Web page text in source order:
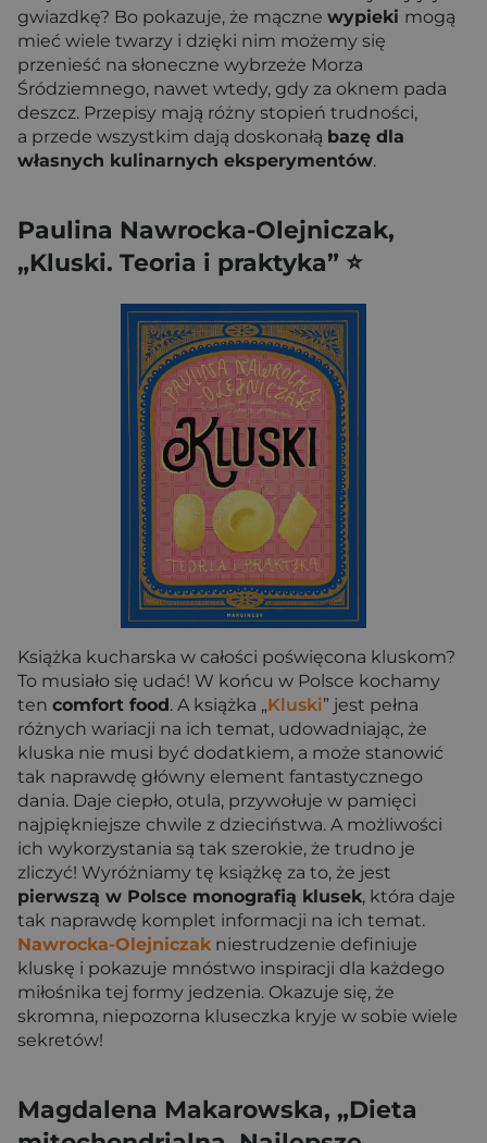
gwiazdkę? Bo pokazuje, że mączne wypieki mogą
mieć wiele twarzy i dzięki nim możemy się
przenieść na słoneczne wybrzeże Morza
Śródziemnego, nawet wtedy, gdy za oknem pada
deszcz. Przepisy mają różny stopień trudności,
a przede wszystkim dają doskonałą bazę dla
własnych kulinarnych eksperymentów.
Paulina Nawrocka-Olejniczak,
„Kluski. Teoria i praktyka” ⭐
Książka kucharska w całości poświęcona kluskom?
To musiało się udać! W końcu w Polsce kochamy
ten comfort food. A książka „Kluski” jest pełna
różnych wariacji na ich temat, udowadniając, że
kluska nie musi być dodatkiem, a może stanowić
tak naprawdę główny element fantastycznego
dania. Daje ciepło, otula, przywołuje w pamięci
najpiękniejsze chwile z dzieciństwa. A możliwości
ich wykorzystania są tak szerokie, że trudno je
zliczyć! Wyróżniamy tę książkę za to, że jest
pierwszą w Polsce monografią klusek, która daje
tak naprawdę komplet informacji na ich temat.
Nawrocka-Olejniczakniestrudzenie definiuje
kluskę i pokazuje mnóstwo inspiracji dla każdego
miłośnika tej formy jedzenia. Okazuje się, że
skromna, niepozorna kluseczka kryje w sobie wiele
sekretów!
Magdalena Makarowska, „Dieta